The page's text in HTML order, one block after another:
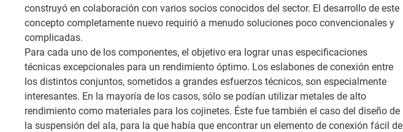
construyó en colaboración con varios socios conocidos del sector. El desarrollo de este
concepto completamente nuevo requirió a menudo soluciones poco convencionales y
complicadas.
Para cada uno de los componentes, el objetivo era lograr unas especificaciones
técnicas excepcionales para un rendimiento óptimo. Los eslabones de conexión entre
los distintos conjuntos, sometidos a grandes esfuerzos técnicos, son especialmente
interesantes. En la mayoría de los casos, sólo se podían utilizar metales de alto
rendimiento como materiales para los cojinetes. Éste fue también el caso del diseño de
la suspensión del ala, para la que había que encontrar un elemento de conexión fácil de